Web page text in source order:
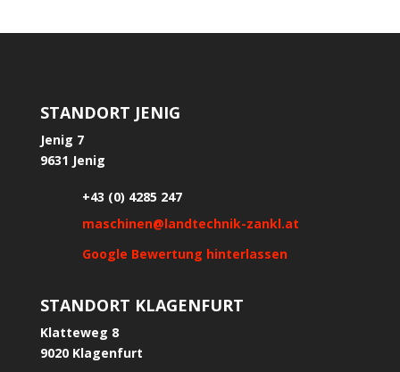
STANDORT JENIG
Jenig 7
9631 Jenig
+43 (0) 4285 247
maschinen@landtechnik-zankl.at
Google Bewertung hinterlassen
STANDORT KLAGENFURT
Klatteweg 8
9020 Klagenfurt